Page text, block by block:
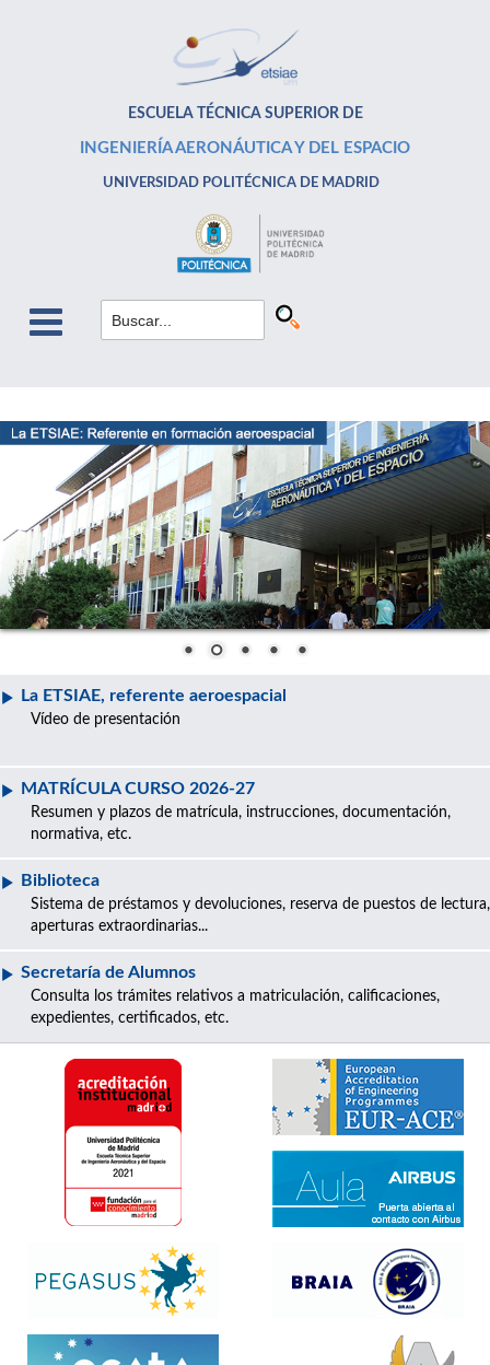
ESCUELA TÉCNICA SUPERIOR DE
INGENIERÍA AERONÁUTICA Y DEL ESPACIO
UNIVERSIDAD POLITÉCNICA DE MADRID
La ETSIAE, referente aeroespacial
Vídeo de presentación
MATRÍCULA CURSO 2026-27
Resumen y plazos de matrícula, instrucciones, documentación,
normativa, etc.
Biblioteca
Sistema de préstamos y devoluciones, reserva de puestos de lectura,
aperturas extraordinarias...
Secretaría de Alumnos
Consulta los trámites relativos a matriculación, calificaciones,
expedientes, certificados, etc.